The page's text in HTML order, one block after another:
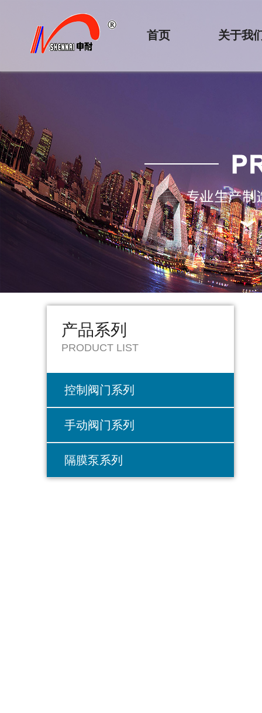
首页 关于我
产品系列
PRODUCT LIST
控制阀门系列
手动阀门系列
隔膜泵系列